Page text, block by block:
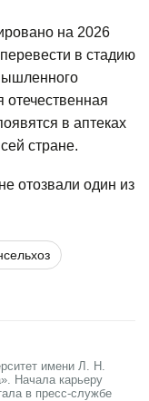
на 2026
в стадию
отечественная
в аптеках
стране.
отозвали один из
имени Л. Н.
Начала карьеру
в пресс-службе